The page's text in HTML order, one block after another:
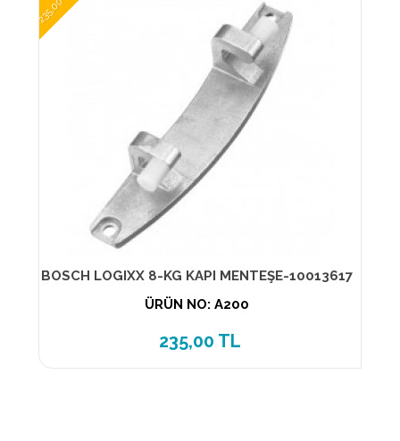
BOSCH LOGIXX 8-KG KAPI MENTEŞE-10013617
ÜRÜN NO: A200
235,00 TL